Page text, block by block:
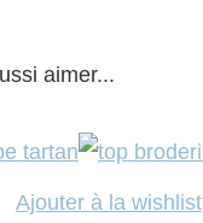
aimer...
Ajouter à la wishlist